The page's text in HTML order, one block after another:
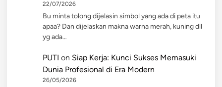
22/07/2026
Bu minta tolong dijelasin simbol yang ada di peta itu
apaa? Dan dijelaskan makna warna merah, kuning dll
yg ada…
PUTI on Siap Kerja: Kunci Sukses Memasuki
Dunia Profesional di Era Modern
26/05/2026